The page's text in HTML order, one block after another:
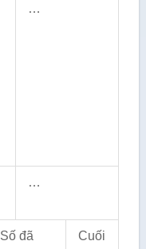
…
…
Số đã Cuối